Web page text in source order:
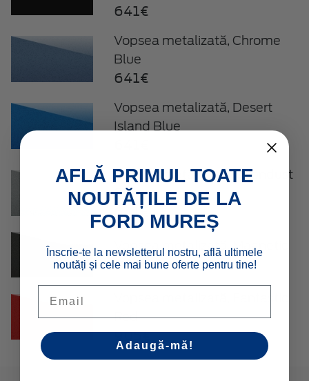
641€
Vopsea metalizată, Chrome
Blue
641€
Vopsea metalizată, Desert
Island Blue
Vopsea metalizată, Moondust
Silver
641€
Vopsea metalizată, Magnetic
803€
Red
905€
AFLĂ PRIMUL TOATE
NOUTĂȚILE DE LA
FORD MUREȘ
Înscrie-te la newsletterul nostru, află ultimele
noutăți și cele mai bune oferte pentru tine!
Adaugă-mă!